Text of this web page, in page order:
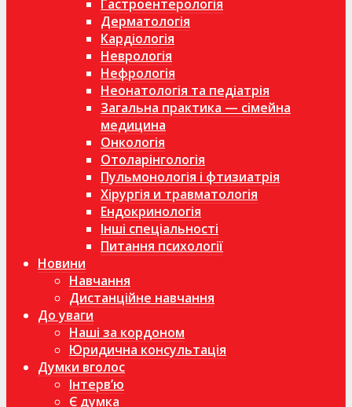
Гастроентерологія
Дерматологія
Кардіологія
Неврологія
Нефрологія
Неонатологія та педіатрія
Загальна практика — сімейна
медицина
Онкологія
Отоларінгологія
Пульмонологія і фтизиатрія
Хірургія и травматологія
Ендокринологія
Інші спеціальності
Питання психології
Новини
Навчання
Дистанційне навчання
До уваги
Наші за кордоном
Юридична консультація
Думки вголос
Інтерв’ю
Є думка